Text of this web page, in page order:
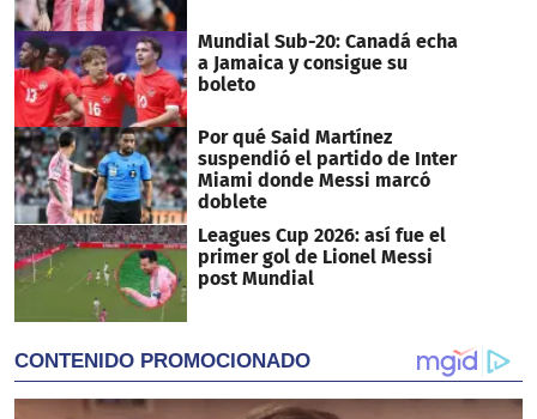
Mundial Sub-20: Canadá echa
a Jamaica y consigue su
boleto
Por qué Said Martínez
suspendió el partido de Inter
Miami donde Messi marcó
doblete
Leagues Cup 2026: así fue el
primer gol de Lionel Messi
post Mundial